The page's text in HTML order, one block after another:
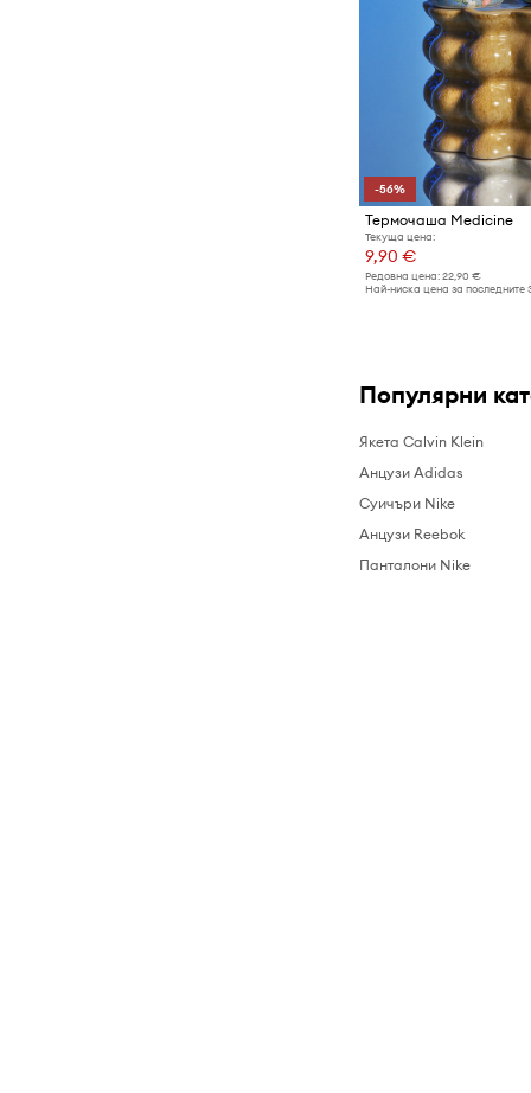
-56%
Термочаша Medicine
Текуща цена:
9,90 €
Редовна цена: 22,90 €
Най-ниска цена за последните
Популярни
Якета Calvin Klein
Анцузи Adidas
Суичъри Nike
Анцузи Reebok
Панталони Nike